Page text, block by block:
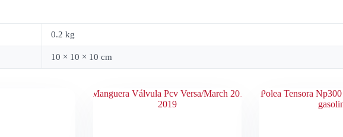
0.2 kg
10 × 10 × 10 cm